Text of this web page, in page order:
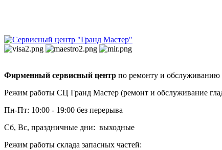
Фирменный сервисный центр по ремонту и обслуживанию
Режим работы СЦ Гранд Мастер (ремонт и обслуживание
Пн-Пт: 10:00 - 19:00 без перерыва
Сб, Вс, праздничные дни: выходные
Режим работы склада запасных частей: